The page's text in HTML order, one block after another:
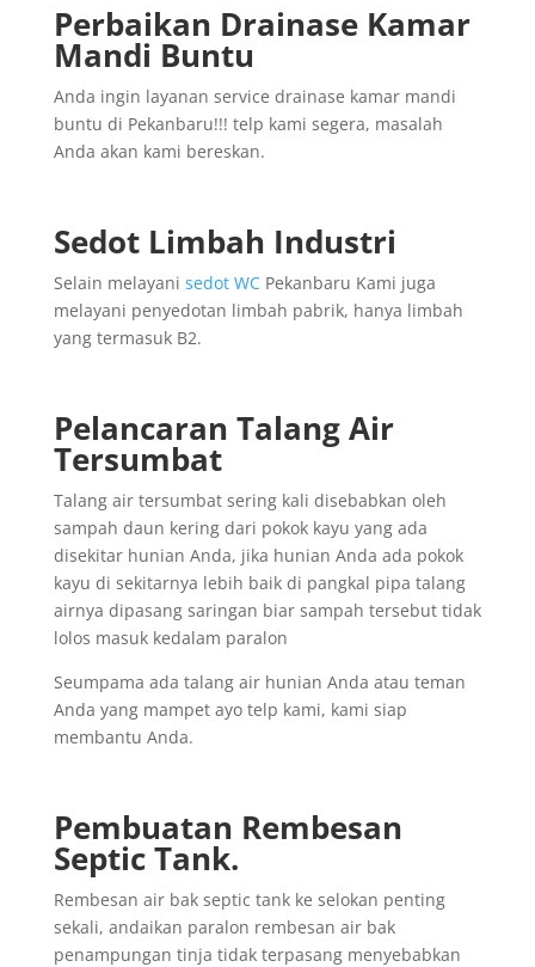
Perbaikan Drainase Kamar
Mandi Buntu
Anda ingin layanan service drainase kamar mandi
buntu di Pekanbaru!!! telp kami segera, masalah
Anda akan kami bereskan.
Sedot Limbah Industri
Selain melayani sedot WCPekanbaru Kami juga
melayani penyedotan limbah pabrik, hanya limbah
yang termasuk B2.
Pelancaran Talang Air
Tersumbat
Talang air tersumbat sering kali disebabkan oleh
sampah daun kering dari pokok kayu yang ada
disekitar hunian Anda, jika hunian Anda ada pokok
kayu di sekitarnya lebih baik di pangkal pipa talang
airnya dipasang saringan biar sampah tersebut tidak
lolos masuk kedalam paralon
Seumpama ada talang air hunian Anda atau teman
Anda yang mampet ayo telp kami, kami siap
membantu Anda.
Pembuatan Rembesan
Septic Tank.
Rembesan air bak septic tank ke selokan penting
sekali, andaikan paralon rembesan air bak
penampungan tinja tidak terpasang menyebabkan